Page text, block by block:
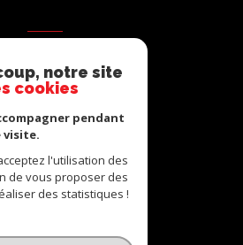
clients
| Tous droits réservés
notre site
cookies
pendant
l'utilisation des
de vous proposer des
des statistiques !